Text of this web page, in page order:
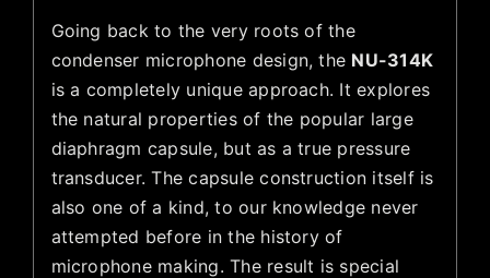
Going back to the very roots of the
condenser microphone design, the NU-314K
is a completely unique approach. It explores
the natural properties of the popular large
diaphragm capsule, but as a true pressure
transducer. The capsule construction itself is
also one of a kind, to our knowledge never
attempted before in the history of
microphone making. The result is special